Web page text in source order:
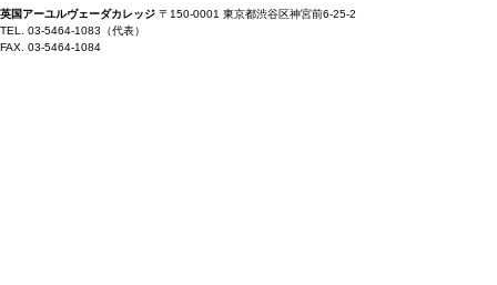
英国アーユルヴェーダカレッジ 〒150-0001 東京都渋谷区神宮前6-25-2
TEL. 03-5464-1083（代表）
FAX. 03-5464-1084